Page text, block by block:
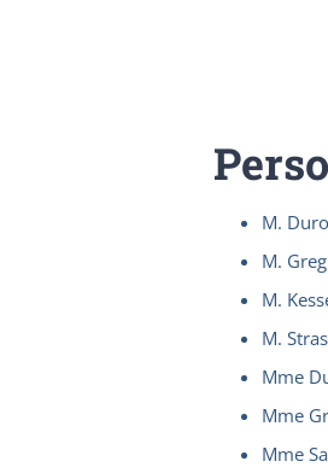
M.
M.
M.
M.
Mme
Mme
Mme